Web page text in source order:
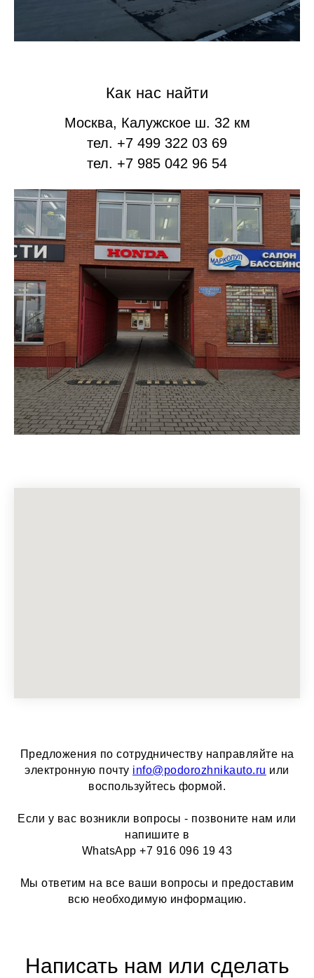
Как нас найти
Москва, Калужское ш. 32 км
тел. +7 499 322 03 69
тел. +7 985 042 96 54
Предложения по сотрудничеству направляйте на
электронную почту info@podorozhnikauto.ru или
воспользуйтесь формой.
Если у вас возникли вопросы - позвоните нам или
напишите в
WhatsApp +7 916 096 19 43
Мы ответим на все ваши вопросы и предоставим
всю необходимую информацию.
Написать нам или сделать